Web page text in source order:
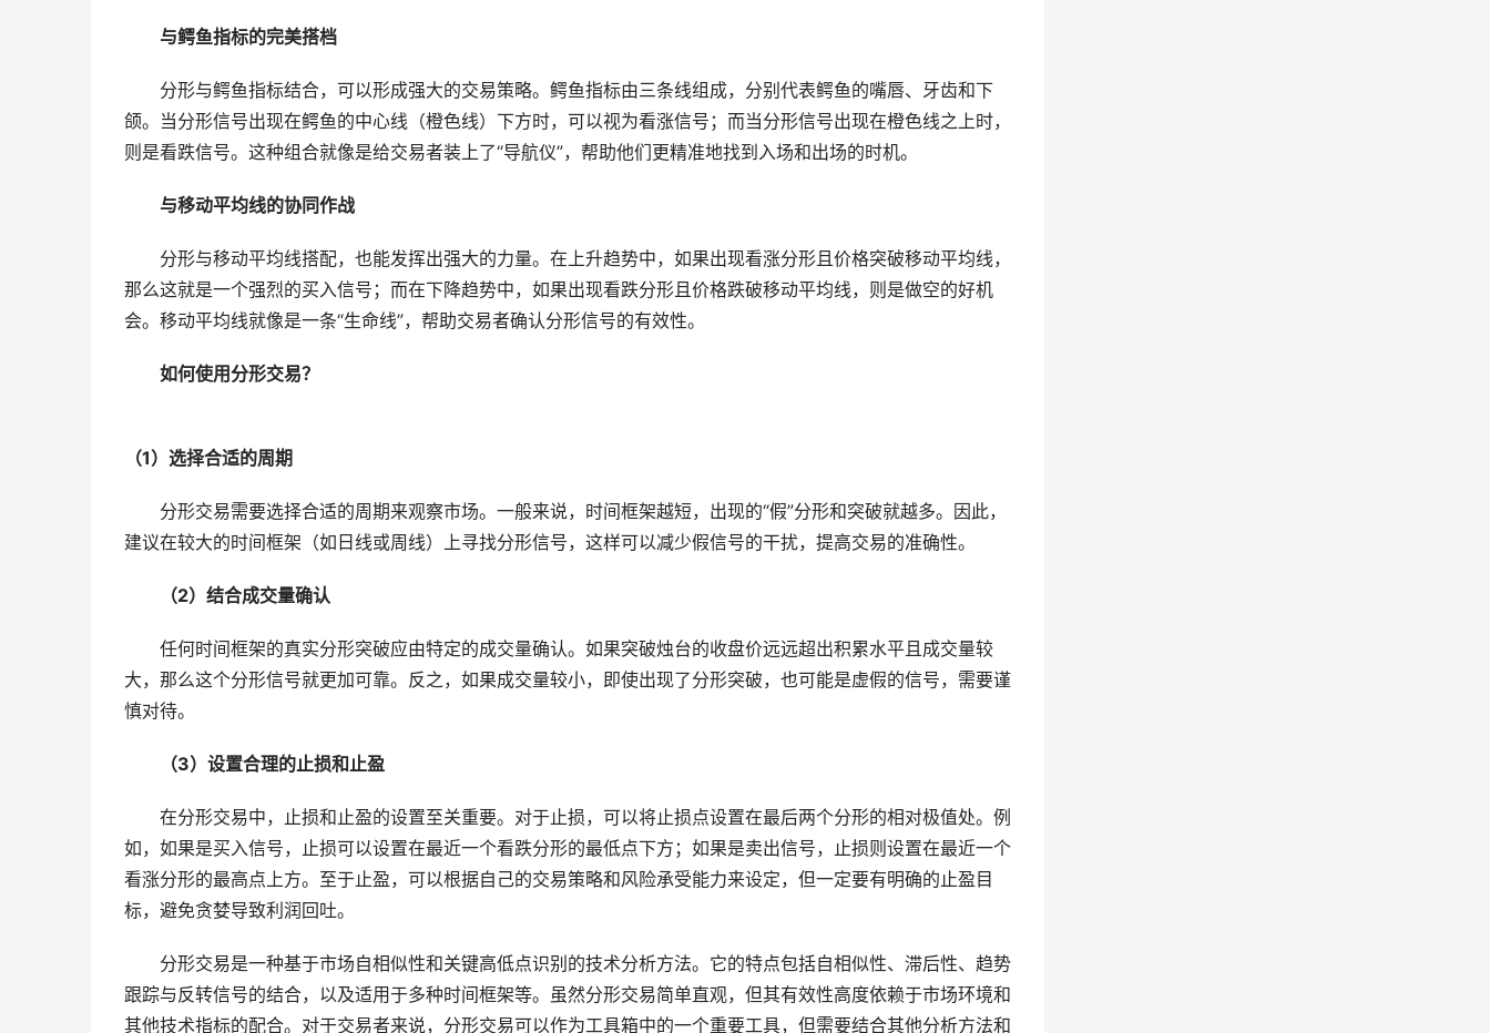
与鳄鱼指标的完美搭档
分形与鳄鱼指标结合，可以形成强大的交易策略。鳄鱼指标由三条线组成，分别代表鳄鱼的嘴唇、牙齿和下
颌。当分形信号出现在鳄鱼的中心线（橙色线）下方时，可以视为看涨信号；而当分形信号出现在橙色线之上时，
则是看跌信号。这种组合就像是给交易者装上了“导航仪”，帮助他们更精准地找到入场和出场的时机。
与移动平均线的协同作战
分形与移动平均线搭配，也能发挥出强大的力量。在上升趋势中，如果出现看涨分形且价格突破移动平均线，
那么这就是一个强烈的买入信号；而在下降趋势中，如果出现看跌分形且价格跌破移动平均线，则是做空的好机
会。移动平均线就像是一条“生命线”，帮助交易者确认分形信号的有效性。
如何使用分形交易？
（1）选择合适的周期
分形交易需要选择合适的周期来观察市场。一般来说，时间框架越短，出现的“假”分形和突破就越多。因此，
建议在较大的时间框架（如日线或周线）上寻找分形信号，这样可以减少假信号的干扰，提高交易的准确性。
（2）结合成交量确认
任何时间框架的真实分形突破应由特定的成交量确认。如果突破烛台的收盘价远远超出积累水平且成交量较
大，那么这个分形信号就更加可靠。反之，如果成交量较小，即使出现了分形突破，也可能是虚假的信号，需要谨
慎对待。
（3）设置合理的止损和止盈
在分形交易中，止损和止盈的设置至关重要。对于止损，可以将止损点设置在最后两个分形的相对极值处。例
如，如果是买入信号，止损可以设置在最近一个看跌分形的最低点下方；如果是卖出信号，止损则设置在最近一个
看涨分形的最高点上方。至于止盈，可以根据自己的交易策略和风险承受能力来设定，但一定要有明确的止盈目
标，避免贪婪导致利润回吐。
分形交易是一种基于市场自相似性和关键高低点识别的技术分析方法。它的特点包括自相似性、滞后性、趋势
跟踪与反转信号的结合，以及适用于多种时间框架等。虽然分形交易简单直观，但其有效性高度依赖于市场环境和
其他技术指标的配合。对于交易者来说，分形交易可以作为工具箱中的一个重要工具，但需要结合其他分析方法和